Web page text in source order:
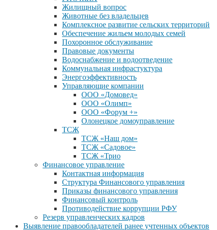
Жилищный вопрос
Животные без владельцев
Комплексное развитие сельских территорий
Обеспечение жильем молодых семей
Похоронное обслуживание
Правовые документы
Водоснабжение и водоотведение
Коммунальная инфрастуктура
Энергоэффективность
Управляющие компании
ООО «Домовед»
ООО «Олимп»
ООО «Форум +»
Олонецкое домоуправление
ТСЖ
ТСЖ «Наш дом»
ТСЖ «Садовое»
ТСЖ «Трио
Финансовое управление
Контактная информация
Структура Финансового управления
Приказы финансового управления
Финансовый контроль
Противодействие коррупции РФУ
Резерв управленческих кадров
Выявление правообладателей ранее учтенных объектов